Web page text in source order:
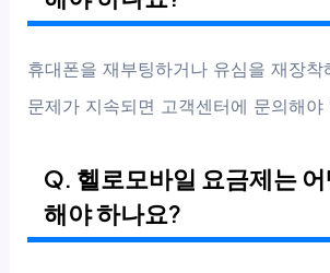
휴대폰을 재부팅하거나 유심을 재장
문제가 지속되면 고객센터에 문의해야
Q. 헬로모바일 요금제는
해야 하나요?